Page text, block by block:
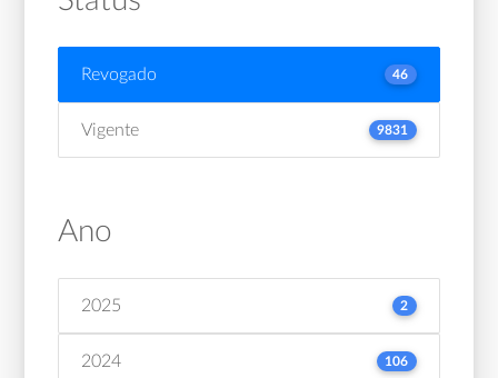
Revogado 46
Vigente 9831
Ano
2025 2
2024 106